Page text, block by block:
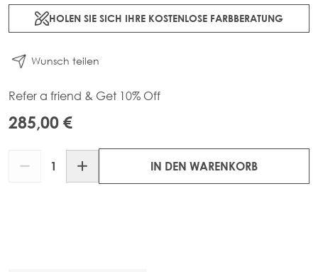
Lösung für alle, die keine Chemikalien in ihrem natürlichen
Haar verwenden möchten. Das System hält bis zu 12
HOLEN SIE SICH IHRE KOSTENLOSE FARBBERATUNG
Wunsch teilen
Refer a friend & Get 10% Off
285,00 €
IN DEN WARENKORB